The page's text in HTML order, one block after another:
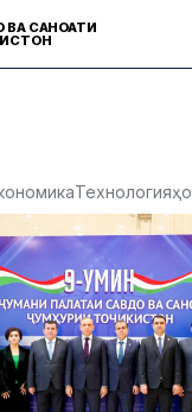
ВА САНОАТИ
Технологияҳо